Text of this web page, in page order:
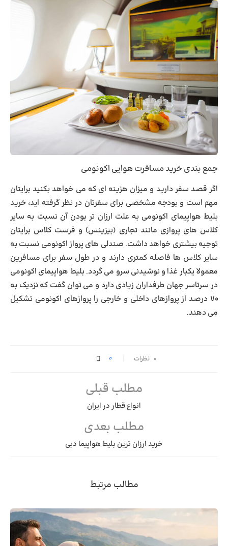
جمع بندی خرید مسافرت هوایی اکونومی
اگر قصد سفر دارید و میزان هزینه ای که می خواهد بکنید برایتان
مهم است و بودجه مشخصی برای سفرتان در نظر گرفته اید، خرید
بلیط هواپیمای اکونومی به علت ارزان تر بودن آن نسبت به سایر
کلاس های پروازی مانند تجاری (بیزینس) و فرست کلاس برایتان
توجیه بیشتری خواهد داشت. صندلی های پرواز اکونومی نسبت به
سایر کلاس ها فاصله کمتری دارند و در طول سفر برای مسافرین
معمولا یکبار غذا و نوشیدنی سرو می گردد. بلیط هواپیمای اکونومی
در سرتاسر جهان طرفداران زیادی دارد و می توان گفت که نزدیک به
۷۰ درصد از پروازهای داخلی و خارجی را پروازهای اکونومی تشکیل
می دهند.
۰ نظرات 0
مطلب قبلی
انواع قطار در ایران
مطلب بعدی
خرید ارزان ترین بلیط هواپیما دبی
مطالب مرتبط